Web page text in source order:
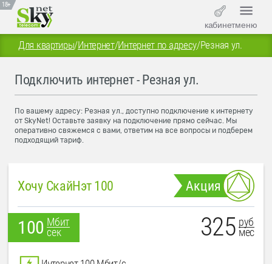
18+
кабинетменю
Для квартиры/Интернет/Интернет по адресу/Резная ул.
Подключить интернет - Резная ул.
По вашему адресу: Резная ул., доступно подключение к интернету
от SkyNet! Оставьте заявку на подключение прямо сейчас. Мы
оперативно свяжемся с вами, ответим на все вопросы и подберем
подходящий тариф.
Хочу СкайНэт 100 Акция
100 Мбит
сек
325 руб
мес